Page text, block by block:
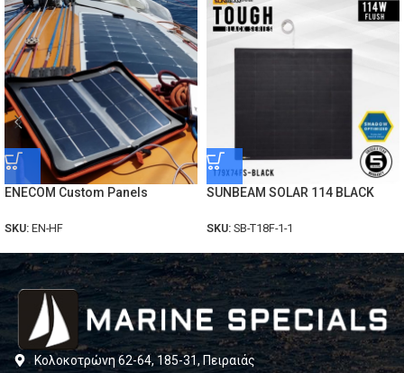
ENECOM Custom Panels
SKU: EN-HF
SUNBEAM SOLAR 114 BLACK
SKU: SB-T18F-1-1
Κολοκοτρώνη 62-64, 185-31, Πειραιάς